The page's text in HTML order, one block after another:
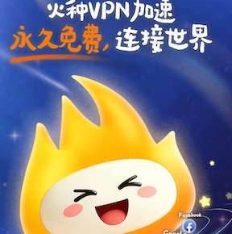
支持[0] 反对
支持
反对 [0]